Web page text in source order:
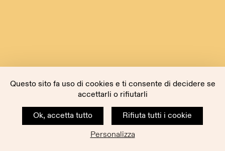
Questo sito fa uso di cookies e ti consente di decidere se
accettarli o rifiutarli
Ok, accetta tutto
Rifiuta tutti i cookie
Personalizza